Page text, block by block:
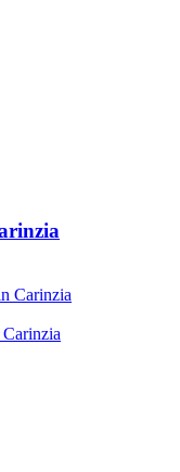
Carinzia
Carinzia